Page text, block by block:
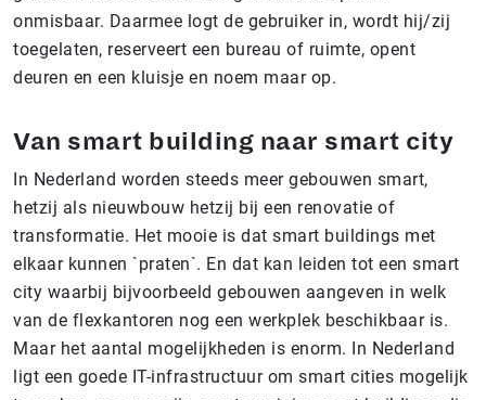
onmisbaar. Daarmee logt de gebruiker in, wordt hij/zij
toegelaten, reserveert een bureau of ruimte, opent
deuren en een kluisje en noem maar op.
Van smart building naar smart city
In Nederland worden steeds meer gebouwen smart,
hetzij als nieuwbouw hetzij bij een renovatie of
transformatie. Het mooie is dat smart buildings met
elkaar kunnen `praten`. En dat kan leiden tot een smart
city waarbij bijvoorbeeld gebouwen aangeven in welk
van de flexkantoren nog een werkplek beschikbaar is.
Maar het aantal mogelijkheden is enorm. In Nederland
ligt een goede IT-infrastructuur om smart cities mogelijk